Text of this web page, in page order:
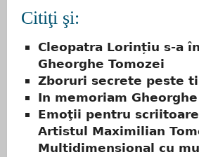
Citiţi şi:
Cleopatra Lorințiu s-a
Gheorghe Tomozei
Zboruri secrete peste
In memoriam
Emoţii pentru
Artistul Maximilian
Multidimensional cu